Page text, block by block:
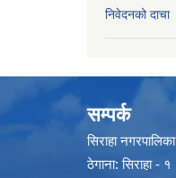
निवेदनको दाचा
सम्पर्क
सिराहा नगरपालिका
ठेगाना: सिराहा - १